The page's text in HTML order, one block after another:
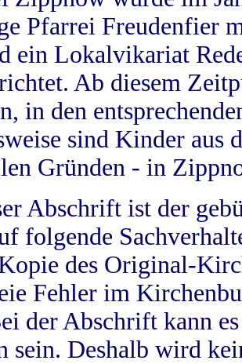
Pfarrei Freudenfier
ein Lokalvikariat
Ab diesem
in den
sind Kinder aus
Gründen - in
Abschrift ist der
folgende
des Original-
Fehler im
der Abschrift kann
sein. Deshalb wird